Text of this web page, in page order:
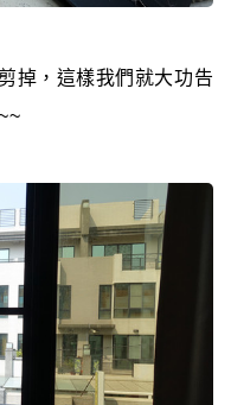
掉，這樣我們就大功告